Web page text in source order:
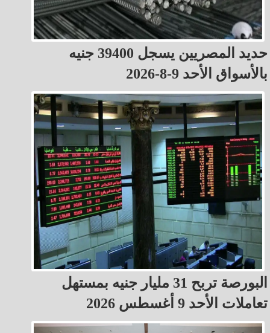
حديد المصريين يسجل 39400 جنيه
بالأسواق الأحد 9-8-2026
البورصة تربح 31 مليار جنيه بمستهل
تعاملات الأحد 9 أغسطس 2026